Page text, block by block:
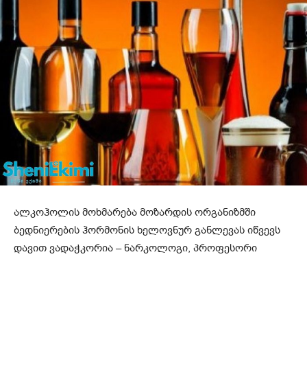
ალკოჰოლის მოხმარება მოზარდის ორგანიზმში
ბედნიერების ჰორმონის ხელოვნურ განლევას იწვევს
დავით ვადაჭკორია – ნარკოლოგი, პროფესორი